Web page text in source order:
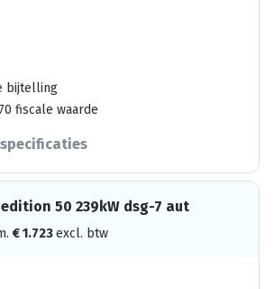
bijtelling
fiscale waarde
50 239kW dsg-7 aut
€1.723excl. btw